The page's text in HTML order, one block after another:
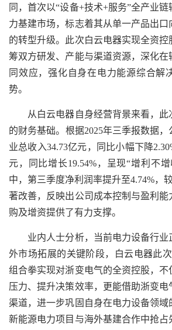
同，首次以“设备+技术+服务”全产业
力基建市场，标志着其从单一产品出口
的转型升级。此次白云电器实现全资
筹双方研发、产能与渠道资源，深化
同效应，强化自身在电力能源综合解
势。
从白云电器自身经营背景来看，此
的财务基础。根据2025年三季报数据
业总收入34.73亿元，同比小幅下降
元，同比增长19.54%，呈现“增利不
中，第三季度净利润率提升至4.74%，
著改善，反映出公司成本控制与盈利
购及增资提供了有力支撑。
业内人士分析，当前电力设备行业
外市场拓展的关键阶段，白云电器此
组合拳实现对浙变电气的全资控股，
压力、提升决策效率，更能借助浙变
渠道，进一步巩固自身在电力设备领域
新能源电力项目与海外基建合作中抢占